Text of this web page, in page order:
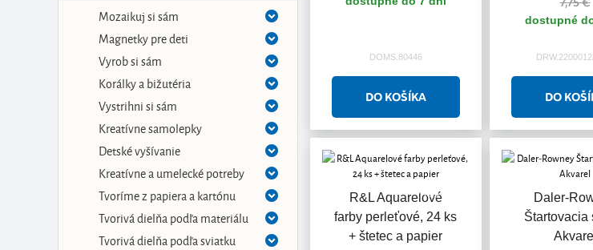
Mozaikuj si sám
Magnetky pre deti
Vyrob si sám
Korálky a bižutéria
Vystrihni si sám
Kreatívne samolepky
Detské vyšívanie
Kreatívne a umelecké potreby
Tvoríme z papiera a kartónu
Tvorivá dielňa podľa materiálu
Tvorivá dielňa podľa sviatku
DOMS.80446
dostupné
R&L Aquarelové
farby perleťové, 24 ks
+ štetec a papier
Akcia
Daler-
Štartovacia
Akvarel